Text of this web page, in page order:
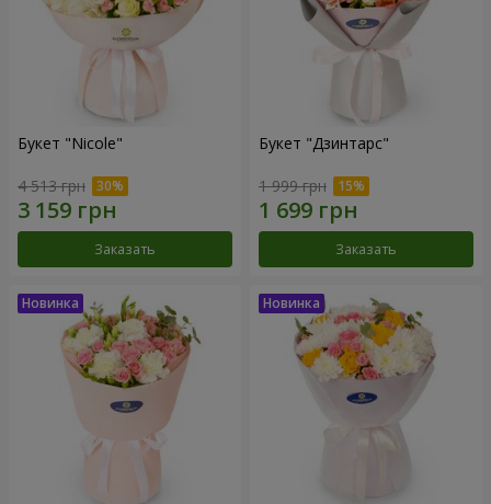
Букет "Nicole"
4 513 грн
Заказать
Букет "Дзинтарс"
1 999 грн
Заказать